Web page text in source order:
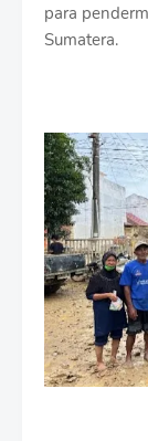
para
Sumatera.